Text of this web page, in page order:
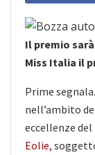
Il premio
Miss Italia il
Prime
nell’ambito
eccellenze
Eolie,